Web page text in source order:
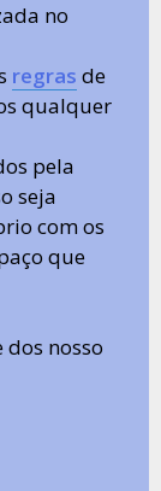
no
regras de
qualquer
pela
seja
com os
que
nosso